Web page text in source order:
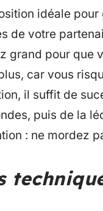
idéale
de votre
grand pour que
car vous
il suffit de
puis de la
: ne mordez